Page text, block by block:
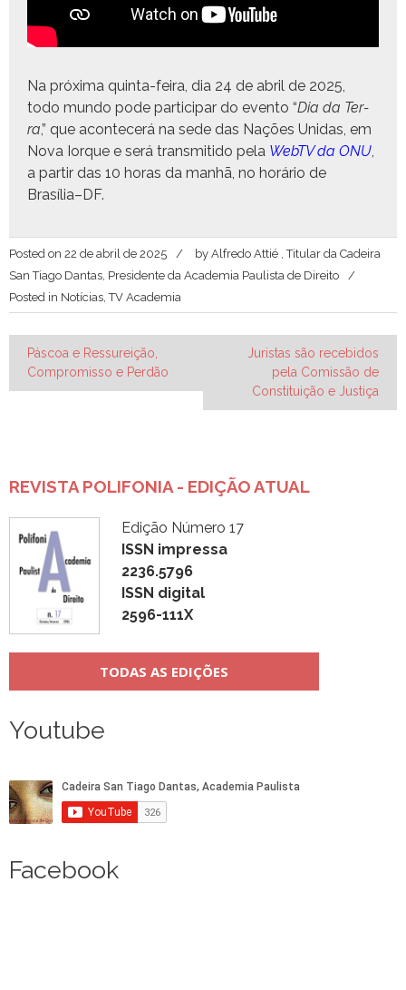
Na próx­i­ma quin­ta-feira, dia 24 de abril de 2025,
todo mun­do pode par­tic­i­par do even­to “Dia da Ter­
ra,” que acon­te­cerá na sede das Nações Unidas, em
Nova Iorque e será trans­mi­ti­do pela WebTV da ONU,
a par­tir das 10 horas da man­hã, no horário de
Brasília–DF.
Posted on 22 de abril de 2025 by Alfredo Attié , Titular da Cadeira
San Tiago Dantas, Presidente da Academia Paulista de Direito
Posted in Notícias ,TV Academia
Navegação
de
Páscoa e Ressureição,
Compromisso e Perdão
Juristas são recebidos
pela Comissão de
Constituição e Justiça
REVISTA POLIFONIA - EDIÇÃO ATUAL
Edição Número 17
ISSN impressa
2236.5796
ISSN digital
2596-111X
TODAS AS EDIÇÕES
Youtube
Facebook